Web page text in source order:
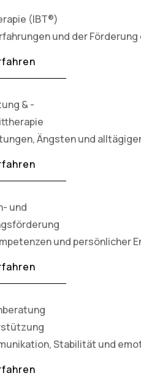
(IBT®)
und der
& -
Ängsten und
und
und persönlicher
Stabilität und